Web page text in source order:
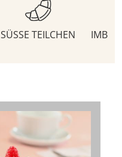
SÜSSE TEILCHEN